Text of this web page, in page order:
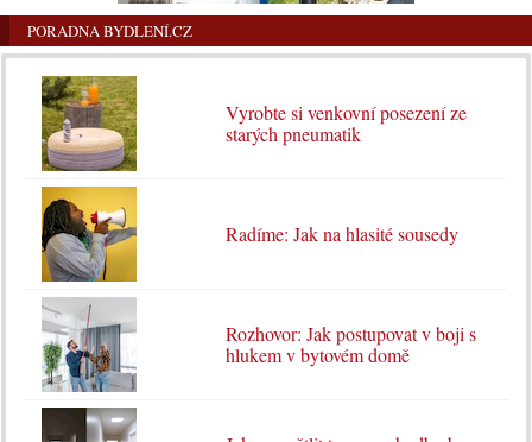
PORADNA BYDLENÍ.CZ
Vyrobte si venkovní posezení ze
starých pneumatik
Radíme: Jak na hlasité sousedy
Rozhovor: Jak postupovat v boji s
hlukem v bytovém domě